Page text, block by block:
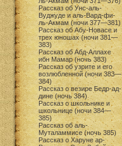
Рассказ об Унс-аль-
Вуджуде и аль-Вард-фи-
ль-Акмам (ночи 377—381)
Рассказ об Абу-Новасе и
трех юношах (ночи 381—
383)
Рассказ об Абд-Аллахе
ибн Мамар (ночь 383)
Рассказ об узрите и его
возлюбленной (ночи 383—
384)
Рассказ о везире Бедр-ад-
дине (ночь 384)
Рассказ о школьнике и
школьнице (ночи 384—
385)
Рассказ об аль-
Муталаммисе (ночь 385)
Рассказ о Харуне ар-